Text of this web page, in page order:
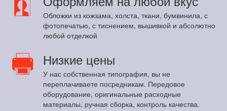
Обложки из кожзама, холста, ткани, бумвинила, с
фотопечатью, с тиснением, вышивкой и абсолютно
любой отделкой
Низкие цены
У нас собственная типография, вы не
переплачиваете посредникам. Передовое
оборудование, оригинальные расходные
материалы, ручная сборка, контроль качества.